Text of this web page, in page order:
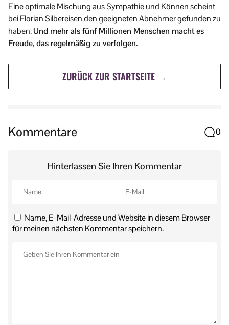
Eine optimale Mischung aus Sympathie und Können scheint
bei Florian Silbereisen den geeigneten Abnehmer gefunden zu
haben.Und mehr als fünf Millionen Menschen macht es
Freude, das regelmäßig zu verfolgen.
ZURÜCK ZUR STARTSEITE →
Kommentare 0
Hinterlassen Sie Ihren Kommentar
Name, E-Mail-Adresse und Website in diesem Browser
für meinen nächsten Kommentar speichern.